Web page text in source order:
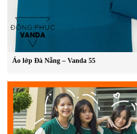
Áo lớp Đà Nẵng – Vanda 55